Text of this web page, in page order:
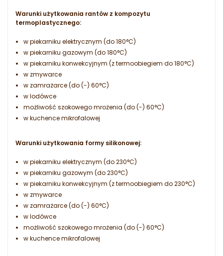
Warunki użytkowania rantów z kompozytu
termoplastycznego:
w piekarniku elektrycznym (do 180°C)
w piekarniku gazowym (do 180°C)
w piekarniku konwekcyjnym (z termoobiegiem do 180°C)
w zmywarce
w zamrażarce (do (-) 60°C)
w lodówce
możliwość szokowego mrożenia (do (-) 60°C)
w kuchence mikrofalowej
Warunki użytkowania formy silikonowej:
w piekarniku elektrycznym (do 230°C)
w piekarniku gazowym (do 230°C)
w piekarniku konwekcyjnym (z termoobiegiem do 230°C)
w zmywarce
w zamrażarce (do (-) 60°C)
w lodówce
możliwość szokowego mrożenia (do (-) 60°C)
w kuchence mikrofalowej